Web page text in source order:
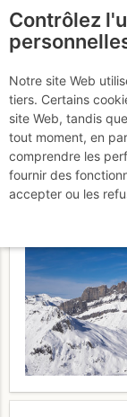
Col
les lacs
Contrôlez
Notre site Web
tiers. Certains
site Web, tandis
tout moment, en
comprendre les
fournir des
accepter ou les